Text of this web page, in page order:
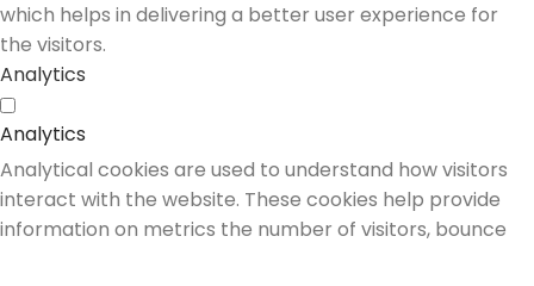
which helps in delivering a better user experience for
the visitors.
Analytics
Analytics
Analytical cookies are used to understand how visitors
interact with the website. These cookies help provide
information on metrics the number of visitors, bounce